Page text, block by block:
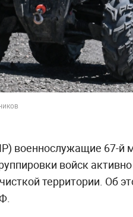
военнослужащие 67-й
войск
территории. Об